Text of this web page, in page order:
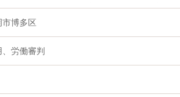
弁護士を検索したい』『初回相談無料で労働審判
博多区
労働審判